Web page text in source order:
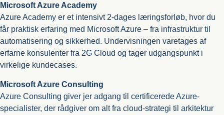
Microsoft Azure Academy
Azure Academy er et intensivt 2-dages læringsforløb, hvor du
får praktisk erfaring med Microsoft Azure – fra infrastruktur til
automatisering og sikkerhed. Undervisningen varetages af
erfarne konsulenter fra 2G Cloud og tager udgangspunkt i
virkelige kundecases.
Microsoft Azure Consulting
Azure Consulting giver jer adgang til certificerede Azure-
specialister, der rådgiver om alt fra cloud-strategi til arkitektur